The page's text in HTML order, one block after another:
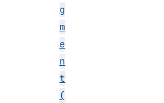
g
m
e
n
t
(